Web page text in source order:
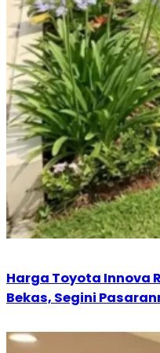
Harga Toyota Innova
Bekas, Segini